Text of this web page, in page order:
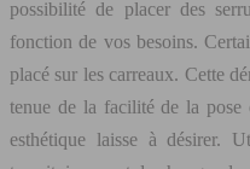
possibilité de placer des
fonction de vos besoins.
placé sur les carreaux. Cette
tenue de la facilité de la pose
esthétique laisse à désirer.